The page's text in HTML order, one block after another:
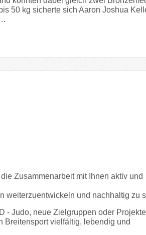
50 kg sicherte sich Aaron Joshua
Zusammenarbeit mit Ihnen aktiv und
weiterzuentwickeln und nachhaltig zu
- Judo, neue Zielgruppen oder
Breitensport vielfältig, lebendig und